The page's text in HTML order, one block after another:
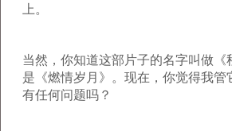
上。
当然，你知道这部片子的名字叫做《
是《燃情岁月》。现在，你觉得我管
有任何问题吗？